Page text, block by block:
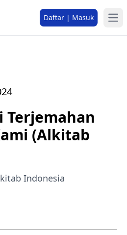
Daftar | Masuk
Terjemahan
(Alkitab
Indonesia